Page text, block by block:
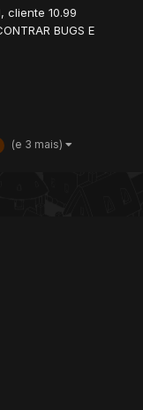
cliente 10.99
BUGS E
que vende e troca
100%....
(e 3 mais)